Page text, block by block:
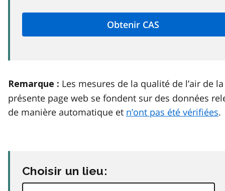
Remarque : Les mesures de la qualité de l’air de la
présente page web se fondent sur des données
de manière automatique et n’ont pas été vérifiées.
Choisir un lieu: